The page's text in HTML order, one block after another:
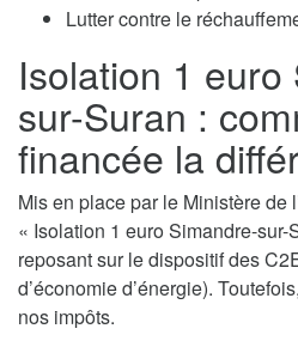
Lutter contre le
Isolation 1 euro
sur-Suran :
financée la
Mis en place par le Ministère de
« Isolation 1 euro Simandre-
reposant sur le dispositif des
d’économie d’énergie).
nos impôts.